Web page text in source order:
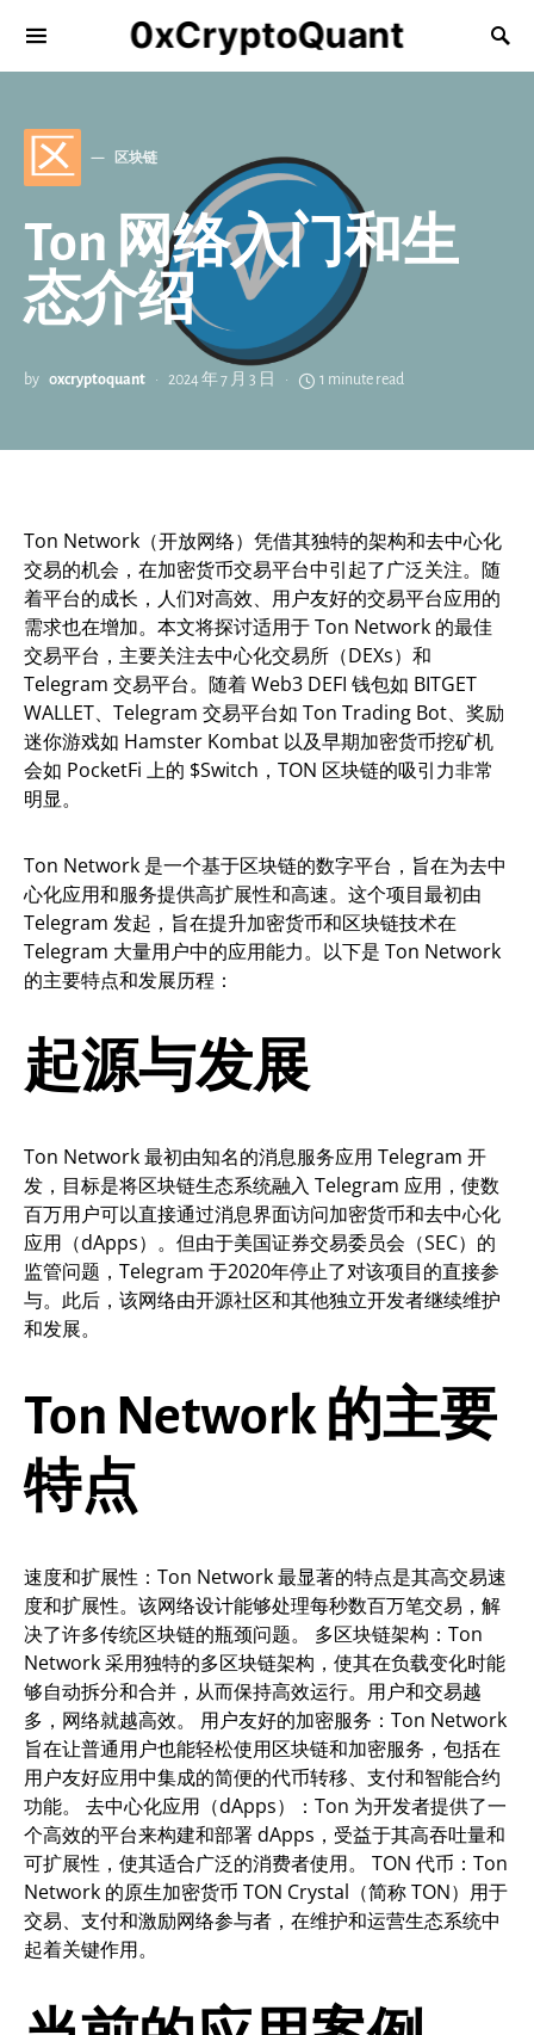
0xCryptoQuant
区 区块链
Ton 网络入门和生
态介绍
by 0xcryptoquant 2024 年 7 月 3 日 1 minute read
Ton Network（开放网络）凭借其独特的架构和去中心化
交易的机会，在加密货币交易平台中引起了广泛关注。随
着平台的成长，人们对高效、用户友好的交易平台应用的
需求也在增加。本文将探讨适用于 Ton Network 的最佳
交易平台，主要关注去中心化交易所（DEXs）和
Telegram 交易平台。随着 Web3 DEFI 钱包如 BITGET
WALLET、Telegram 交易平台如 Ton Trading Bot、奖励
迷你游戏如 Hamster Kombat 以及早期加密货币挖矿机
会如 PocketFi 上的 $Switch，TON 区块链的吸引力非常
明显。
Ton Network 是一个基于区块链的数字平台，旨在为去中
心化应用和服务提供高扩展性和高速。这个项目最初由
Telegram 发起，旨在提升加密货币和区块链技术在
Telegram 大量用户中的应用能力。以下是 Ton Network
的主要特点和发展历程：
起源与发展
Ton Network 最初由知名的消息服务应用 Telegram 开
发，目标是将区块链生态系统融入 Telegram 应用，使数
百万用户可以直接通过消息界面访问加密货币和去中心化
应用（dApps）。但由于美国证券交易委员会（SEC）的
监管问题，Telegram 于2020年停止了对该项目的直接参
与。此后，该网络由开源社区和其他独立开发者继续维护
和发展。
Ton Network 的主要
特点
速度和扩展性：Ton Network 最显著的特点是其高交易速
度和扩展性。该网络设计能够处理每秒数百万笔交易，解
决了许多传统区块链的瓶颈问题。 多区块链架构：Ton
Network 采用独特的多区块链架构，使其在负载变化时能
够自动拆分和合并，从而保持高效运行。用户和交易越
多，网络就越高效。 用户友好的加密服务：Ton Network
旨在让普通用户也能轻松使用区块链和加密服务，包括在
用户友好应用中集成的简便的代币转移、支付和智能合约
功能。 去中心化应用（dApps）：Ton 为开发者提供了一
个高效的平台来构建和部署 dApps，受益于其高吞吐量和
可扩展性，使其适合广泛的消费者使用。 TON 代币：Ton
Network 的原生加密货币 TON Crystal（简称 TON）用于
交易、支付和激励网络参与者，在维护和运营生态系统中
起着关键作用。